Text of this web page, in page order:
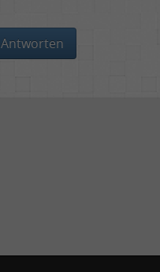
Antworten